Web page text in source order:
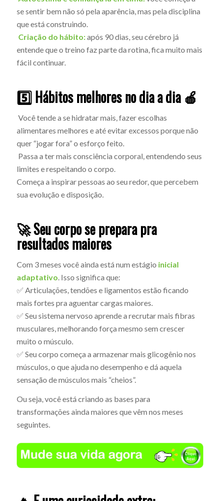
se sentir bem não só pela aparência, mas pela disciplina
que está construindo.
Criação do hábito:após 90 dias, seu cérebro já
entende que o treino faz parte da rotina, fica muito mais
fácil continuar.
5️⃣ Hábitos melhores no dia a dia 🍎
Você tende a se hidratar mais, fazer escolhas
alimentares melhores e até evitar excessos porque não
quer “jogar fora” o esforço feito.
Passa a ter mais consciência corporal, entendendo seus
limites e respeitando o corpo.
Começa a inspirar pessoas ao seu redor, que percebem
sua evolução e disposição.
🚀 Seu corpo se prepara pra
resultados maiores
Com 3 meses você ainda está num estágio inicial
adaptativo . Isso significa que:
✅ Articulações, tendões e ligamentos estão ficando
mais fortes pra aguentar cargas maiores.
✅ Seu sistema nervoso aprende a recrutar mais fibras
musculares, melhorando força mesmo sem crescer
muito o músculo.
✅ Seu corpo começa a armazenar mais glicogênio nos
músculos, o que ajuda no desempenho e dá aquela
sensação de músculos mais “cheios”.
Ou seja, você está criando as bases para
transformações ainda maiores que vêm nos meses
seguintes.